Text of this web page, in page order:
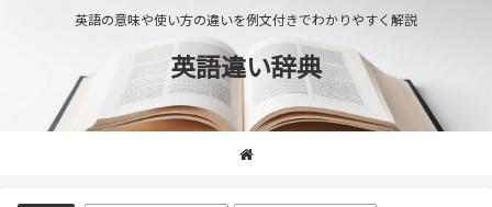
英語の意味や使い方の違いを例文付きでわかりやすく解説
英語違い辞典